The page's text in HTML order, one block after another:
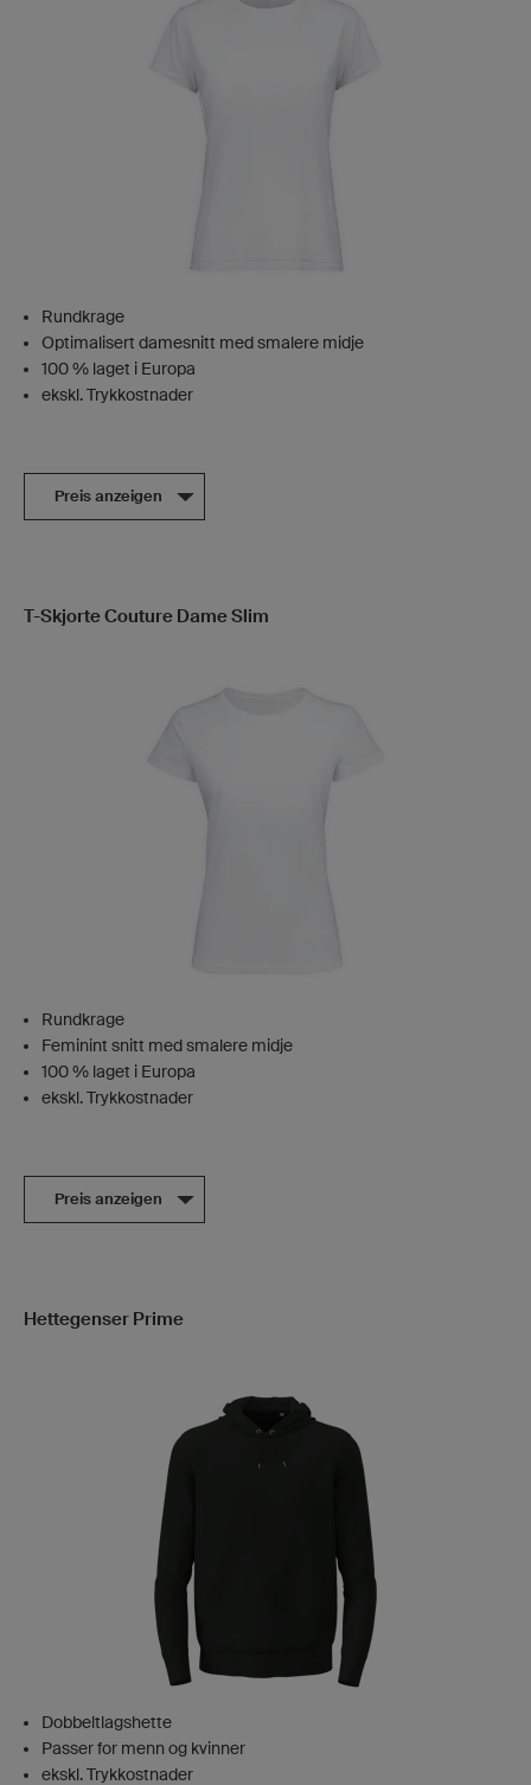
Rundkrage
Optimalisert damesnitt med smalere midje
100 % laget i Europa
ekskl. Trykkostnader
Preis anzeigen
T-Skjorte Couture Dame Slim
Rundkrage
Feminint snitt med smalere midje
100 % laget i Europa
ekskl. Trykkostnader
Preis anzeigen
Hettegenser Prime
Dobbeltlagshette
Passer for menn og kvinner
ekskl. Trykkostnader